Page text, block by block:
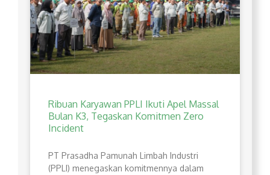
Ribuan Karyawan PPLI Ikuti Apel Massal
Bulan K3, Tegaskan Komitmen Zero
Incident
PT Prasadha Pamunah Limbah Industri
(PPLI) menegaskan komitmennya dalam